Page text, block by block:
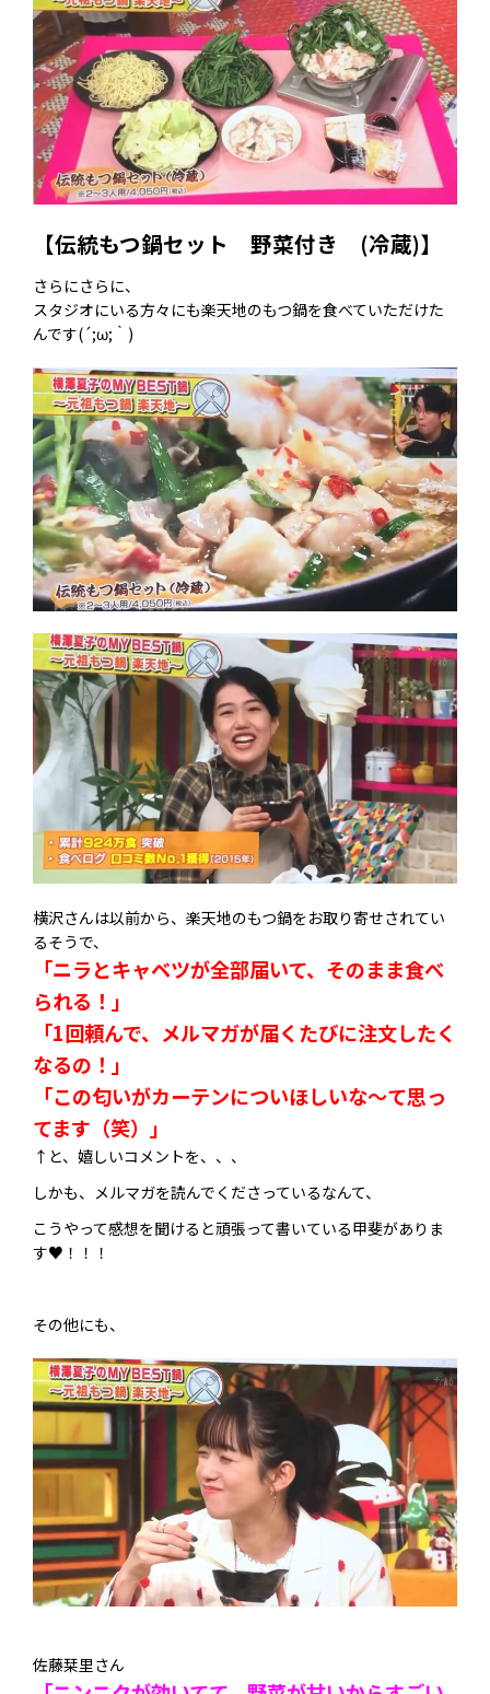
【伝統もつ鍋セット 野菜付き (冷蔵)】
さらにさらに、
スタジオにいる方々にも楽天地のもつ鍋を食べていただけた
んです(´;ω;｀)
横沢さんは以前から、楽天地のもつ鍋をお取り寄せされてい
るそうで、
「ニラとキャベツが全部届いて、そのまま食べ
られる！」
「1回頼んで、メルマガが届くたびに注文したく
なるの！」
「この匂いがカーテンについほしいな～て思っ
てます（笑）」
↑と、嬉しいコメントを、、、
しかも、メルマガを読んでくださっているなんて、
こうやって感想を聞けると頑張って書いている甲斐がありま
す♥！！！
その他にも、
佐藤栞里さん